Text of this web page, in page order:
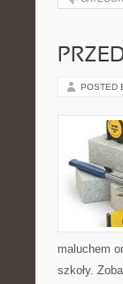
POSTED
maluchem
szkoły.